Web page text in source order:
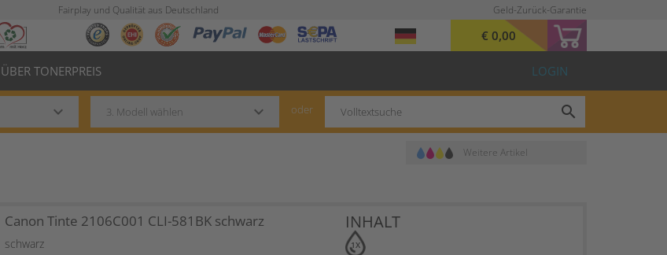
Fairplay und Qualität aus Deutschland Geld-Zurück-Garantie
€ 0,00
ÜBER TONERPREIS LOGIN
keyboard_arrow_down keyboard_arrow_down oder search
Weitere Artikel
Canon Tinte 2106C001 CLI-581BK schwarz
schwarz
INHALT
1X